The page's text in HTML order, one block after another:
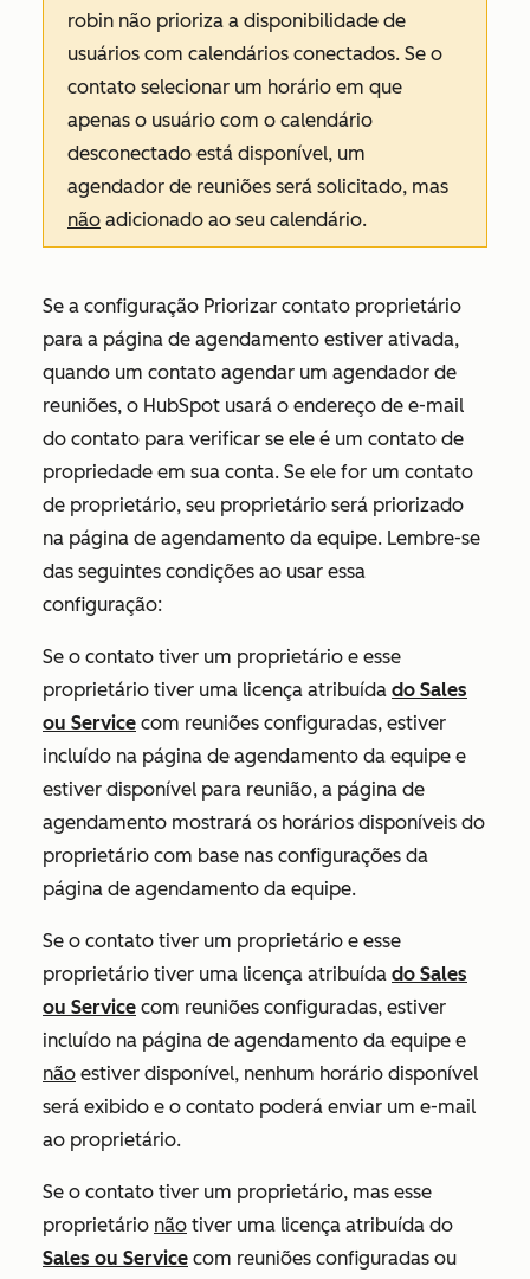
robin não prioriza a disponibilidade de
usuários com calendários conectados. Se o
contato selecionar um horário em que
apenas o usuário com o calendário
desconectado está disponível, um
agendador de reuniões será solicitado, mas
não adicionado ao seu calendário.
Se a configuração Priorizar contato proprietário
para a página de agendamento estiver ativada,
quando um contato agendar um agendador de
reuniões, o HubSpot usará o endereço de e-mail
do contato para verificar se ele é um contato de
propriedade em sua conta. Se ele for um contato
de proprietário, seu proprietário será priorizado
na página de agendamento da equipe. Lembre-se
das seguintes condições ao usar essa
configuração:
Se o contato tiver um proprietário e esse
proprietário tiver uma licença atribuída do Sales
ou Service com reuniões configuradas, estiver
incluído na página de agendamento da equipe e
estiver disponível para reunião, a página de
agendamento mostrará os horários disponíveis do
proprietário com base nas configurações da
página de agendamento da equipe.
Se o contato tiver um proprietário e esse
proprietário tiver uma licença atribuída do Sales
ou Service com reuniões configuradas, estiver
incluído na página de agendamento da equipe e
não estiver disponível, nenhum horário disponível
será exibido e o contato poderá enviar um e-mail
ao proprietário.
Se o contato tiver um proprietário, mas esse
proprietário não tiver uma licença atribuída do
Sales ou Service com reuniões configuradas ou